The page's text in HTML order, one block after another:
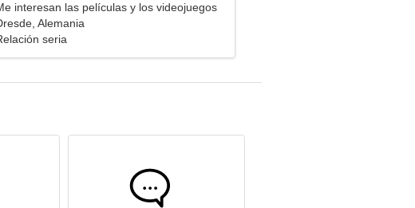
interesan las películas y los videojuegos
Alemania
seria